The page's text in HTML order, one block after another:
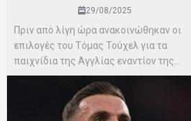
29/08/2025
Πριν από λίγη ώρα ανακοινώθηκαν οι
επιλογές του Τόμας Τούχελ για τα
παιχνίδια της Αγγλίας εναντίον της...